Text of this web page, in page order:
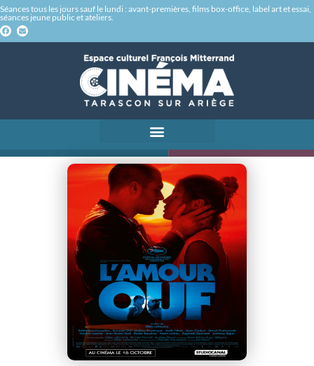
Séances tous les jours sauf le lundi : avant-premières, films box-office, label art et essai,
séances jeune public et ateliers.